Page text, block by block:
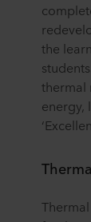
the
thermal
energy,